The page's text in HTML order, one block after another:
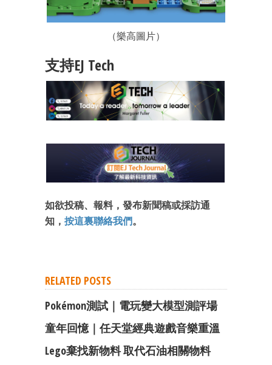
（樂高圖片）
支持EJ Tech
如欲投稿、報料，發布新聞稿或採訪通
知， 按這裏聯絡我們。
RELATED POSTS
Pokémon測試｜電玩變大模型測評場
童年回憶｜任天堂經典遊戲音樂重溫
Lego棄找新物料 取代石油相關物料